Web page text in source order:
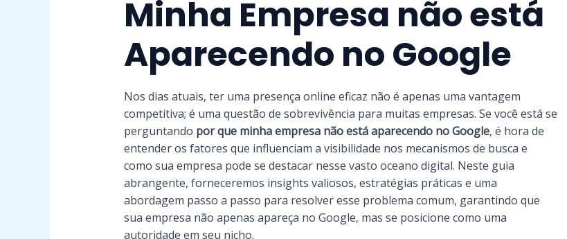
Minha Empresa não está
Aparecendo no Google
Nos dias atuais, ter uma presença online eficaz não é apenas uma vantagem
competitiva; é uma questão de sobrevivência para muitas empresas. Se você está se
perguntando por que minha empresa não está aparecendo no Google, é hora de
entender os fatores que influenciam a visibilidade nos mecanismos de busca e
como sua empresa pode se destacar nesse vasto oceano digital. Neste guia
abrangente, forneceremos insights valiosos, estratégias práticas e uma
abordagem passo a passo para resolver esse problema comum, garantindo que
sua empresa não apenas apareça no Google, mas se posicione como uma
autoridade em seu nicho.